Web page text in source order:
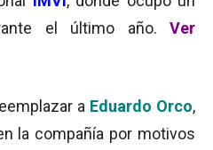
el último año. Ver
a Eduardo Orco,
la compañía por motivos